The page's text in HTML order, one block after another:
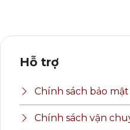
Hỗ trợ
Chính sách bảo mật
Chính sách vận